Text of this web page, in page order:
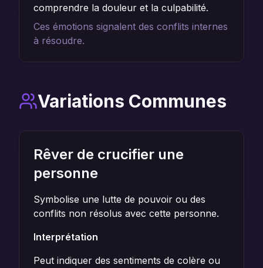
comprendre la douleur et la culpabilité.
Ces émotions signalent des conflits internes
à résoudre.
Variations Communes
Rêver de crucifier une
personne
Symbolise une lutte de pouvoir ou des
conflits non résolus avec cette personne.
Interprétation
Peut indiquer des sentiments de colère ou